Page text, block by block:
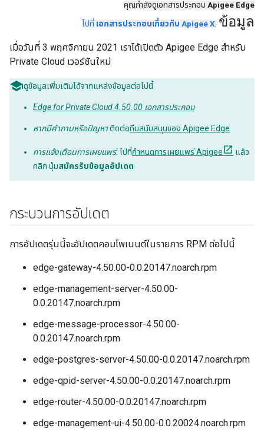
คุณกำลังดูเอกสารประกอบ Apigee Edge
ไปที่ เอกสารประกอบเกี่ยวกับ Apigee X. ข้อมูล
เมื่อวันที่ 3 พฤศจิกายน 2021 เราได้เปิดตัว Apigee Edge สำหรับ
Private Cloud เวอร์ชันใหม่
ดูข้อมูลเพิ่มเติมได้จากแหล่งข้อมูลต่อไปนี้
Edge for Private Cloud 4.50.00 เอกสารประกอบ
หากมีคำถามหรือปัญหาติดต่อทีมสนับสนุนของ Apigee Edge
การแจ้งเตือนการเผยแพร่: ไปที่กำหนดการเผยแพร่ Apigee
แล้ว
คลิก ปุ่มสมัครรับข้อมูลอัปเดต
กระบวนการอัปเดต
การอัปเดตรุ่นนี้จะอัปเดตคอมโพเนนต์ในรายการ RPM ต่อไปนี้
edge-gateway-4.50.00-0.0.20147.noarch.rpm
edge-management-server-4.50.00-
0.0.20147.noarch.rpm
edge-message-processor-4.50.00-
0.0.20147.noarch.rpm
edge-postgres-server-4.50.00-0.0.20147.noarch.rpm
edge-qpid-server-4.50.00-0.0.20147.noarch.rpm
edge-router-4.50.00-0.0.20147.noarch.rpm
edge-management-ui-4.50.00-0.0.20024.noarch.rpm